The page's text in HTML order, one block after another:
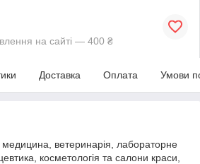
на сайті — 400 ₴
Доставка Оплата Умови
медицина, ветеринарія, лабораторне
косметологія та салони краси,